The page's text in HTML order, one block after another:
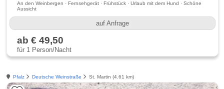
An den Weinbergen · Fernsehgerät · Frühstück · Urlaub mit dem Hund · Schöne
Aussicht
auf Anfrage
ab € 49,50
für 1 Person/Nacht
Pfalz Deutsche Weinstraße St. Martin (4.61 km)